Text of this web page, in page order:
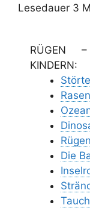
Lesedauer 3
RÜGEN –
KINDERN:
Die